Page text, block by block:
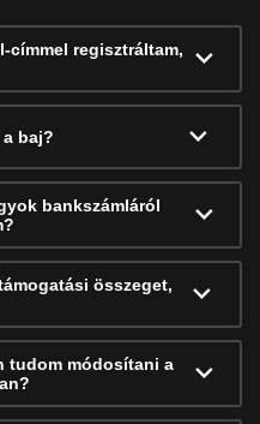
címmel regisztráltam,
baj?
bankszámláról
összeget,
tudom módosítani a